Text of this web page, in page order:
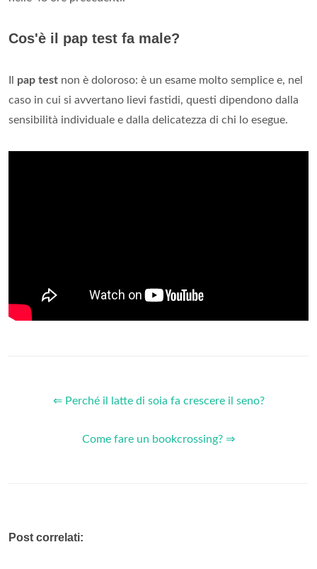
Cos'è il pap test fa male?
pap test non è doloroso: è un esame molto semplice e, nel
caso in cui si avvertano lievi fastidi, questi dipendono dalla
sensibilità individuale e dalla delicatezza di chi lo esegue.
⇐ Perché il latte di soia fa crescere il seno?
Come fare un bookcrossing? ⇒
Post correlati: